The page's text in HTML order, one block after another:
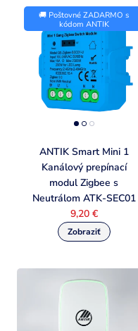
🚚 Poštovné ZADARMO s
kódom ANTIK
ANTIK Smart Mini 1
Kanálový prepínací
modul Zigbee s
Neutrálom ATK-SEC01
9,20 €